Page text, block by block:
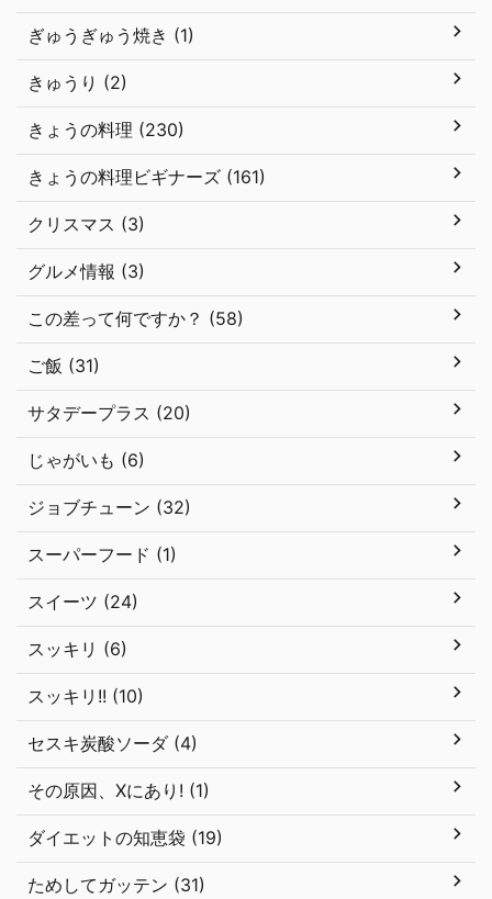
ぎゅうぎゅう焼き (1)
きゅうり (2)
きょうの料理 (230)
きょうの料理ビギナーズ (161)
クリスマス (3)
グルメ情報 (3)
この差って何ですか？ (58)
ご飯 (31)
サタデープラス (20)
じゃがいも (6)
ジョブチューン (32)
スーパーフード (1)
スイーツ (24)
スッキリ (6)
スッキリ!! (10)
セスキ炭酸ソーダ (4)
その原因、Xにあり! (1)
ダイエットの知恵袋 (19)
ためしてガッテン (31)